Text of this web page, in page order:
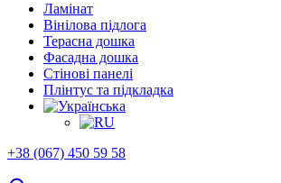
Ламінат
Вінілова підлога
Терасна дошка
Фасадна дошка
Стінові панелі
Плінтус та підкладка
+38 (067) 450 59 58